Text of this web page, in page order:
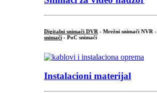
Digitalni snimači DVR - Mrežni snimači NVR -
snimači - PoC snimači
Instalacioni materijal